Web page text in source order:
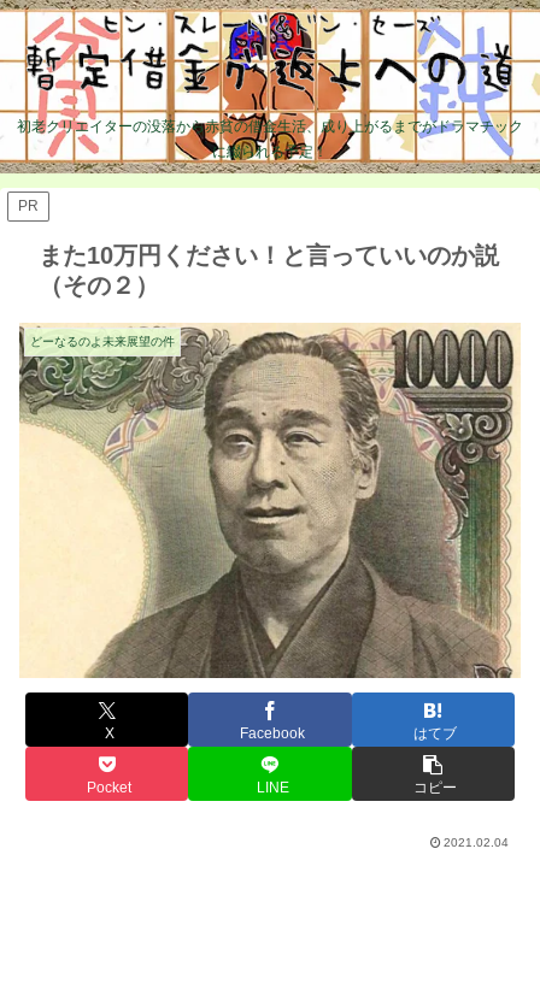
初老クリエイターの没落から赤貧の借金生活、成り上がるまでがドラマチック
に綴られる予定！
PR
また10万円ください！と言っていいのか説
（その２）
どーなるのよ未来展望の件
X Facebook はてブ
Pocket LINE コピー
2021.02.04